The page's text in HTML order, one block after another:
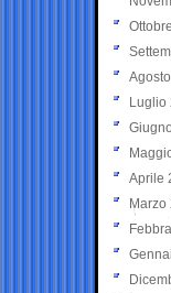
Luglio
Aprile
Marzo